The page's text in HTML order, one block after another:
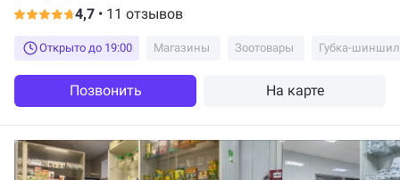
4,7 • 11 отзывов
Открыто до 19:00 Магазины Зоотовары
Позвонить На карте